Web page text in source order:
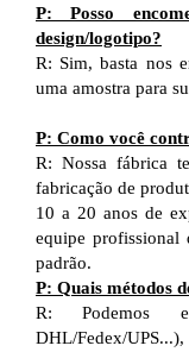
P: Posso
design/logotipo?
R: Sim, basta nos
uma amostra para
P: Como você
R: Nossa fábrica
fabricação de
10 a 20 anos de
equipe profissional
padrão.
P: Quais métodos
R: Podemos
DHL/Fedex/